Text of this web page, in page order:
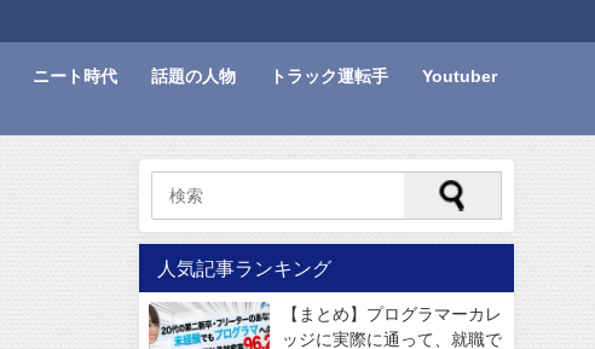
ニート時代 話題の人物 トラック運転手 Youtuber
人気記事ランキング
【まとめ】プログラマーカレ
ッジに実際に通って、就職で